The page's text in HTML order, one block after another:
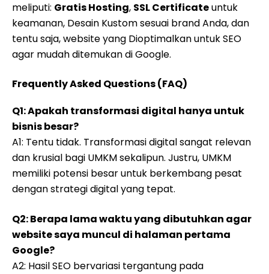
meliputi: Gratis Hosting, SSL Certificateuntuk
keamanan, Desain Kustom sesuai brand Anda, dan
tentu saja, website yang Dioptimalkan untuk SEO
agar mudah ditemukan di Google.
Frequently Asked Questions (FAQ)
Q1: Apakah transformasi digital hanya untuk
bisnis besar?
A1: Tentu tidak. Transformasi digital sangat relevan
dan krusial bagi UMKM sekalipun. Justru, UMKM
memiliki potensi besar untuk berkembang pesat
dengan strategi digital yang tepat.
Q2: Berapa lama waktu yang dibutuhkan agar
website saya muncul di halaman pertama
Google?
A2: Hasil SEO bervariasi tergantung pada